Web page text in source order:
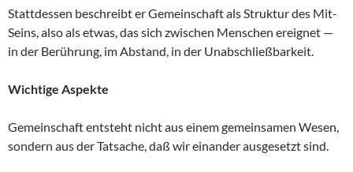
Stattdessen beschreibt er Gemeinschaft als Struktur des Mit-
Seins, also als etwas, das sich zwischen Menschen ereignet —
in der Berührung, im Abstand, in der Unabschließbarkeit.
Wichtige Aspekte
Gemeinschaft entsteht nicht aus einem gemeinsamen Wesen,
sondern aus der Tatsache, daß wir einander ausgesetzt sind.